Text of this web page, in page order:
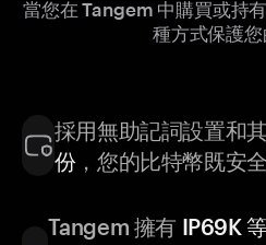
當您在 Tangem 中購買或持
種方式保護您
採用無助記詞設置和
份，您的比特幣既安
Tangem 擁有 IP69K